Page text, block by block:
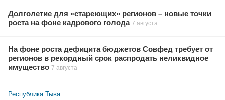
Долголетие для «стареющих» регионов – новые точки
роста на фоне кадрового голода 7 августа
На фоне роста дефицита бюджетов Совфед требует от
регионов в рекордный срок распродать неликвидное
имущество 7 августа
Республика Тыва